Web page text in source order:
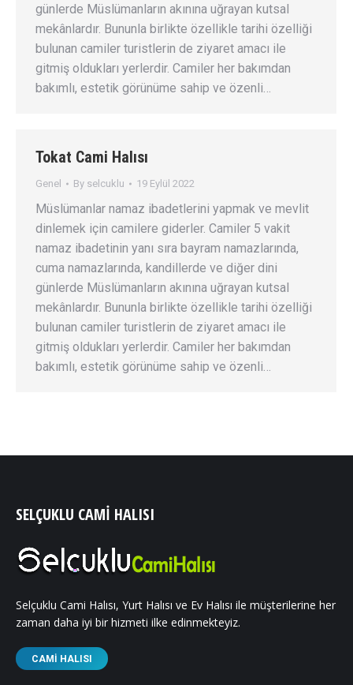
günlerde Müslümanların akınına uğrayan kutsal
mekânlardır. Bununla birlikte özellikle tarihi özelliği
bulunan camiler turistlerin de ziyaret amacı ile
gitmiş oldukları yerlerdir. Camiler her bakımdan
bakımlı, estetik görünüme sahip ve özenli…
Tokat Cami Halısı
Genel By selcuklu 19 Eylül 2022
Müslümanlar namaz ibadetlerini yapmak ve mevlit
dinlemek için camilere giderler. Camiler 5 vakit
namaz ibadetinin yanı sıra bayram namazlarında,
cuma namazlarında, kandillerde ve diğer dini
günlerde Müslümanların akınına uğrayan kutsal
mekânlardır. Bununla birlikte özellikle tarihi özelliği
bulunan camiler turistlerin de ziyaret amacı ile
gitmiş oldukları yerlerdir. Camiler her bakımdan
bakımlı, estetik görünüme sahip ve özenli…
SELÇUKLU CAMI HALISI
Selçuklu Cami Halısı, Yurt Halısı ve Ev Halısı ile müşterilerine her
zaman daha iyi bir hizmeti ilke edinmekteyiz.
CAMI HALISI